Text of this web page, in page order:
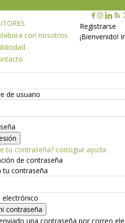
con nosotros
Registrarse
¡Bienvenido!
de usuario
tu contraseña? consigue ayuda
de contraseña
tu contraseña
una contraseña por correo